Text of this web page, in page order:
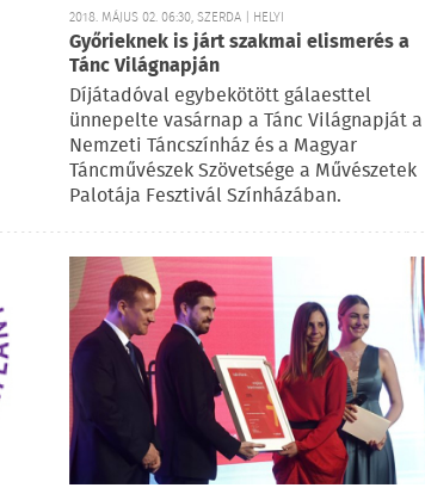
2018. MÁJUS 02. 06:30, SZERDA | HELYI
Győrieknek is járt szakmai elismerés a
Tánc Világnapján
Díjátadóval egybekötött gálaesttel
ünnepelte vasárnap a Tánc Világnapját a
Nemzeti Táncszínház és a Magyar
Táncművészek Szövetsége a Művészetek
Palotája Fesztivál Színházában.